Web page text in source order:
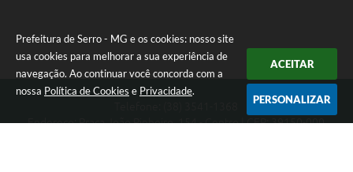
Prefeitura de Serro - MG e os cookies: nosso site
usa cookies para melhorar a sua experiência de
navegação. Ao continuar você concorda com a
nossa Política de Cookies e Privacidade.
ACEITAR
PERSONALIZAR
Endereço: Praça João Pinheiro, 154 - Centro | CEP: 39150-000